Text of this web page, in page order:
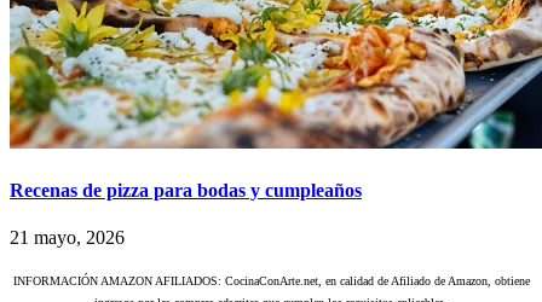
Recenas de pizza para bodas y cumpleaños
21 mayo, 2026
INFORMACIÓN AMAZON AFILIADOS: CocinaConArte.net, en calidad de Afiliado de Amazon, obtiene